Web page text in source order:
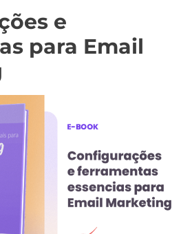
e
para Email